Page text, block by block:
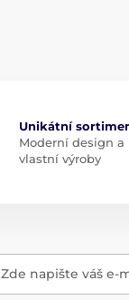
Unikátní
Moderní design a
vlastní výroby
Zde napište váš e-